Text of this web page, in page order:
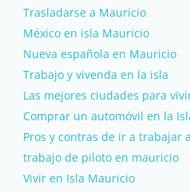
Trasladarse a Mauricio
México en isla Mauricio
Nueva española en Mauricio
Trabajo y vivenda en la isla
Las mejores ciudades para
Comprar un automóvil en la
Pros y contras de ir a trabajar
trabajo de piloto en mauricio
Vivir en Isla Mauricio